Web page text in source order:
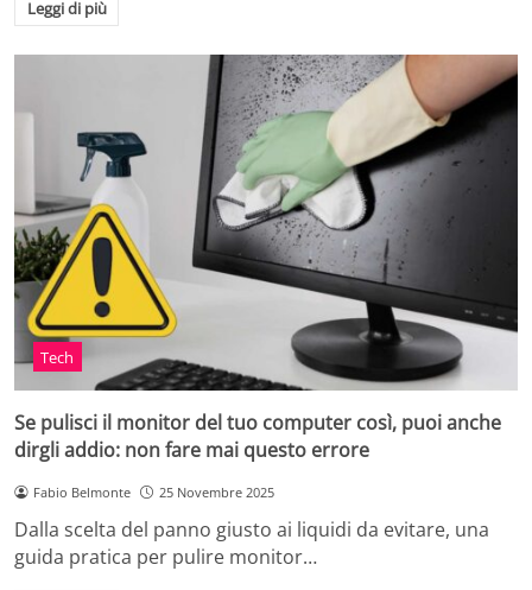
Leggi di più
Tech
Se pulisci il monitor del tuo computer così, puoi anche
dirgli addio: non fare mai questo errore
Fabio Belmonte 25 Novembre 2025
Dalla scelta del panno giusto ai liquidi da evitare, una
guida pratica per pulire monitor…